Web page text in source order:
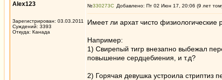
Alex123
Зарегистрирован: 03.03.2011
Суждений: 3393
Откуда: Канада
№330273 Добавлено: Пт 02 Июн 17, 20:06 (9 лет
Имеет ли архат чисто физиологические
Например:
1) Свирепый тигр внезапно выбежал
повышение сердцебиения, и т.д?
2) Горячая девушка устроила стриптиз